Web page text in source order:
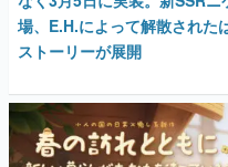
場、E.H.によって解散された
ストーリーが展開